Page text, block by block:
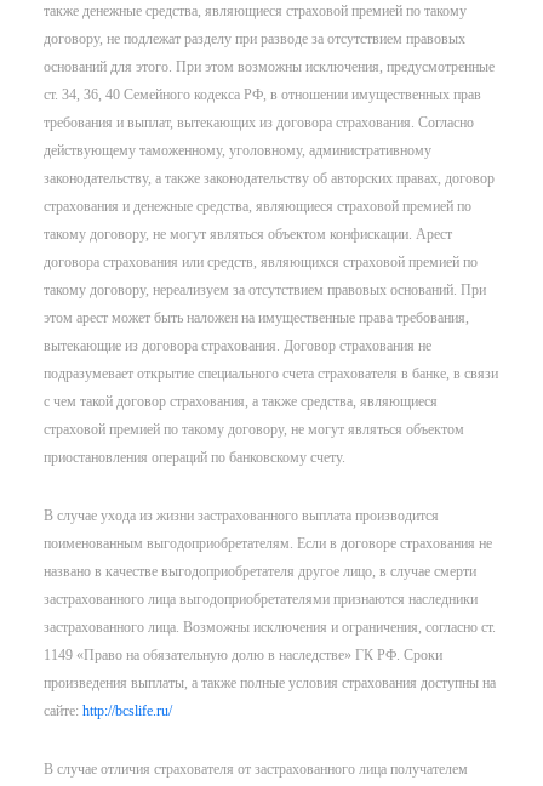
также денежные средства, являющиеся страховой премией по такому
договору, не подлежат разделу при разводе за отсутствием правовых
оснований для этого. При этом возможны исключения, предусмотренные
ст. 34, 36, 40 Семейного кодекса РФ, в отношении имущественных прав
требования и выплат, вытекающих из договора страхования. Согласно
действующему таможенному, уголовному, административному
законодательству, а также законодательству об авторских правах, договор
страхования и денежные средства, являющиеся страховой премией по
такому договору, не могут являться объектом конфискации. Арест
договора страхования или средств, являющихся страховой премией по
такому договору, нереализуем за отсутствием правовых оснований. При
этом арест может быть наложен на имущественные права требования,
вытекающие из договора страхования. Договор страхования не
подразумевает открытие специального счета страхователя в банке, в связи
с чем такой договор страхования, а также средства, являющиеся
страховой премией по такому договору, не могут являться объектом
приостановления операций по банковскому счету.
В случае ухода из жизни застрахованного выплата производится
поименованным выгодоприобретателям. Если в договоре страхования не
названо в качестве выгодоприобретателя другое лицо, в случае смерти
застрахованного лица выгодоприобретателями признаются наследники
застрахованного лица. Возможны исключения и ограничения, согласно ст.
1149 «Право на обязательную долю в наследстве» ГК РФ. Сроки
произведения выплаты, а также полные условия страхования доступны на
сайте: http://bcslife.ru/
В случае отличия страхователя от застрахованного лица получателем